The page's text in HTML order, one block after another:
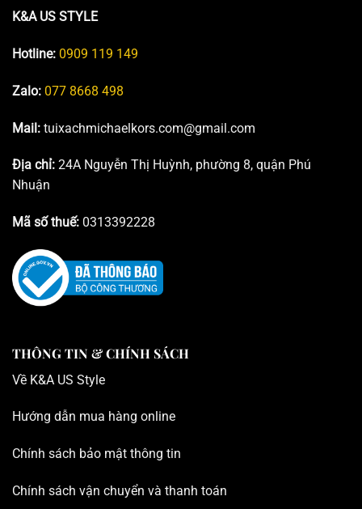
K&A US STYLE
Hotline: 0909 119 149
Zalo: 077 8668 498
Mail: tuixachmichaelkors.com@gmail.com
Địa chỉ: 24A Nguyễn Thị Huỳnh, phường 8, quận Phú
Nhuận
Mã số thuế: 0313392228
THÔNG TIN & CHÍNH SÁCH
Về K&A US Style
Hướng dẫn mua hàng online
Chính sách bảo mật thông tin
Chính sách vận chuyển và thanh toán